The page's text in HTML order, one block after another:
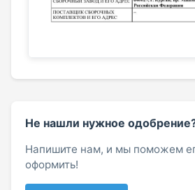
Не нашли нужное
Напишите нам, и мы поможем
оформить!